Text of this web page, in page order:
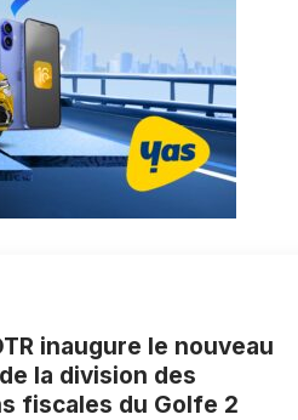
inaugure le nouveau
la division des
fiscales du Golfe 2